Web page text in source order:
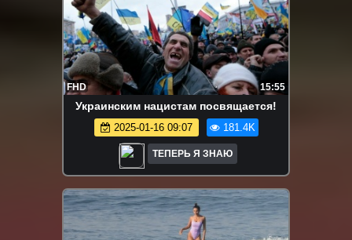
FHD 15:55
Украинским нацистам посвящается!
2025-01-16 09:07 181.4K
ТЕПЕРЬ Я ЗНАЮ